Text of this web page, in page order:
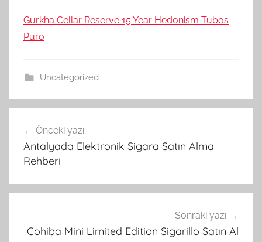
Gurkha Cellar Reserve 15 Year Hedonism Tubos
Puro
Uncategorized
gezinmesi
Önceki yazı
Antalyada Elektronik Sigara Satın Alma
Rehberi
Sonraki yazı
Cohiba Mini Limited Edition Sigarillo Satın Al